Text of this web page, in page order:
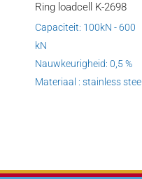
Ring loadcell K-2698
Capaciteit: 100kN - 600
kN
Nauwkeurigheid: 0,5 %
Materiaal : stainless steel